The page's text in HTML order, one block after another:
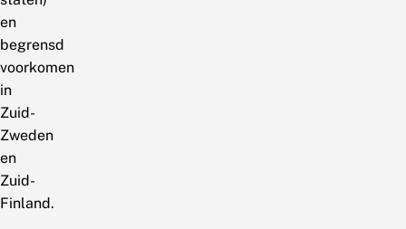
en
begrensd
voorkomen
in
Zuid-
Zweden
en
Zuid-
Finland.